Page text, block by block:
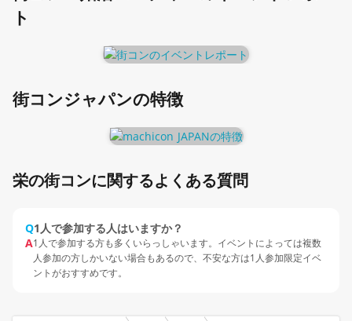
ト
街コンジャパンの特徴
栄の街コンに関するよくある質問
Q1人で参加する人はいますか？
A1人で参加する方も多くいらっしゃいます。イベントによっては複数
人参加の方しかいない場合もあるので、不安な方は1人参加限定イベ
ントがおすすめです。